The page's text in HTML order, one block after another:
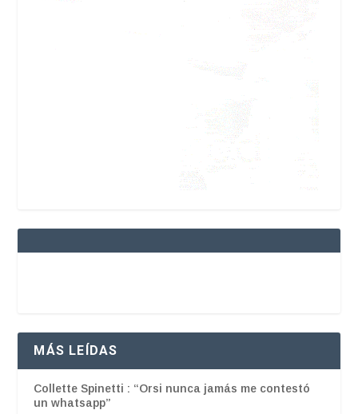
MÁS LEÍDAS
Collette Spinetti : “Orsi nunca jamás me contestó
un whatsapp”